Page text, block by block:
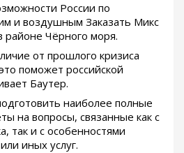
России по
и воздушным Заказать Микс
районе Чёрного моря.
от прошлого кризиса
поможет российской
Баутер.
наиболее полные
на вопросы, связанные как с
так и с особенностями
иных услуг.